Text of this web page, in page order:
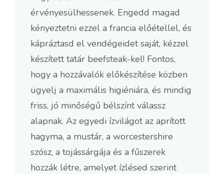
érvényesülhessenek. Engedd magad
kényeztetni ezzel a francia előétellel, és
kápráztasd el vendégeidet saját, kézzel
készített tatár beefsteak-kel! Fontos,
hogy a hozzávalók előkészítése közben
ügyelj a maximális higiéniára, és mindig
friss, jó minőségű bélszínt válassz
alapnak. Az egyedi ízvilágot az aprított
hagyma, a mustár, a worcestershire
szósz, a tojássárgája és a fűszerek
hozzák létre, amelyet ízlésed szerint